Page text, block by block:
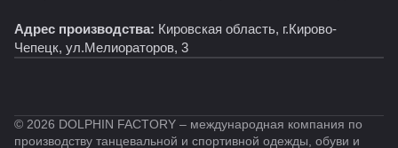
Адрес производства: Кировская область, г.Кирово-
Чепецк, ул.Мелиораторов, 3
© 2026 DOLPHIN FACTORY – международная компания по
производству танцевальной и спортивной одежды, обуви и